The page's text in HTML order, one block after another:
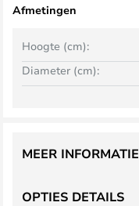
Afmetingen
Hoogte (cm):
Diameter (cm):
OPTIES DETAILS
MEER INFORMATIE